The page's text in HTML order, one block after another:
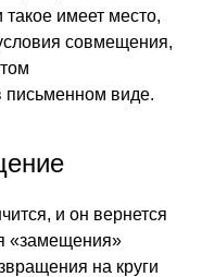
имеет место,
совмещения,
письменном виде.
и он вернется
«замещения»
на круги